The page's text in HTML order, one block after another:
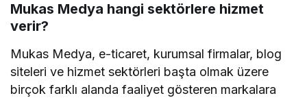
Mukas Medya hangi sektörlere hizmet
verir?
Mukas Medya, e-ticaret, kurumsal firmalar, blog
siteleri ve hizmet sektörleri başta olmak üzere
birçok farklı alanda faaliyet gösteren markalara